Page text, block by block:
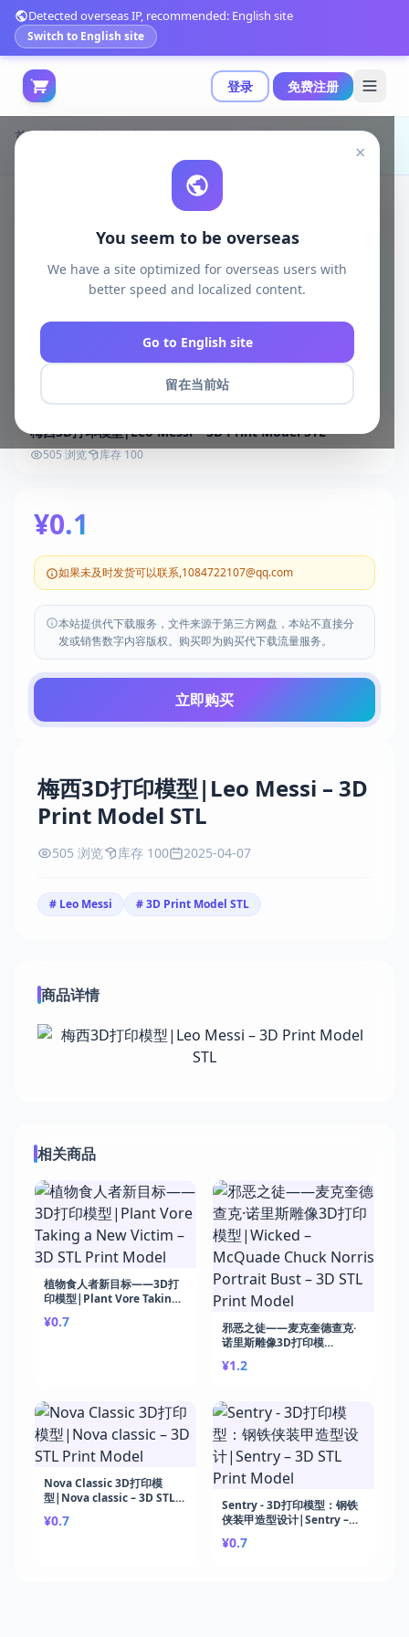
登录 免费注册
Detected overseas IP, recommended: English site
Switch to English site
×
You seem to be overseas
We have a site optimized for overseas users with
better speed and localized content.
Go to English site
留在当前站
首页 模型打印
创意工具
梅西3D打印模型|Leo Messi – 3D
Print Model STL
505 浏览 库存 100 2025-04-07
# Leo Messi # 3D Print Model STL
商品详情
相关商品
植物食人者新目标——3D打
印模型|Plant Vore Taking
Print Model
¥0.7
邪恶之徒——麦克奎德查克·
诺里斯雕像3D打印模
Chuck Norris Portrait Bust
¥1.2
Nova Classic 3D打印模
型|Nova classic – 3D STL
¥0.7
Sentry - 3D打印模型：钢铁
侠装甲造型设计|Sentry –
¥0.7
梅西3D打印模型|Leo Messi – 3D Print Model STL
505 浏览 库存 100
¥0.1
如果未及时发货可以联系,1084722107@qq.com
本站提供代下载服务，文件来源于第三方网盘，本站不直接分
发或销售数字内容版权。购买即为购买代下载流量服务。
立即购买